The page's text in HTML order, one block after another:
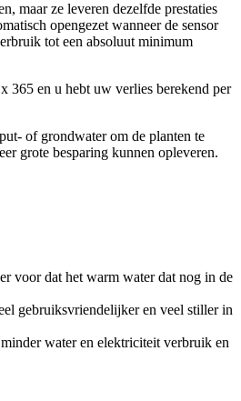
maar ze leveren dezelfde prestaties
opengezet wanneer de sensor
tot een absoluut minimum
365 en u hebt uw verlies berekend per
of grondwater om de planten te
grote besparing kunnen opleveren.
voor dat het warm water dat nog in de
gebruiksvriendelijker en veel stiller in
water en elektriciteit verbruik en